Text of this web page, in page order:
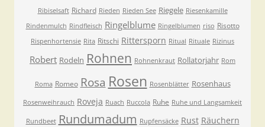
Ribiselsaft Richard Rieden Rieden See Riegele Riesenkamille
Rindenmulch Rindfleisch Ringelblume Ringelblumen riso Risotto
Rispenhortensie Rita Ritschi Rittersporn Ritual Rituale Rizinus
Robert Rodeln Rohnen Rohnenkraut Rollatorjahr Rom
Roma Romeo Rosa Rosen Rosenblätter Rosenhaus
Rosenweihrauch Roveja Ruach Ruccola Ruhe Ruhe und Langsamkeit
Rundbeet Rundumadum Rupfensäcke Rust Räuchern